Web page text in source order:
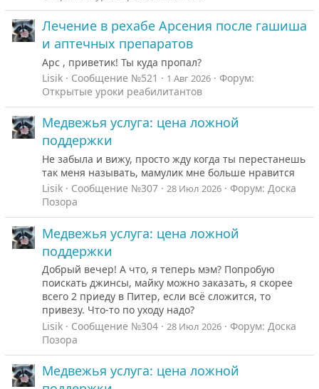
Лечение в рехабе Арсения после гашиша
и аптечных препаратов
Арс , приветик! Ты куда пропал?
Lisik
Сообщение №521 1 Авг 2026
Форум:
Открытые уроки реабилитантов
Медвежья услуга: цена ложной
поддержки
Не забыла и вижу, просто жду когда ты перестанешь
так меня называть, мамулик мне больше нравится
Lisik
Сообщение №307 28 Июл 2026 Форум: Доска
Позора
Медвежья услуга: цена ложной
поддержки
Добрый вечер! А что, я теперь мэм? Попробую
поискать джинсы, майку можно заказать, я скорее
всего 2 приеду в Питер, если всё сложится, то
привезу. Что-то по уходу надо?
Lisik
Сообщение №304 28 Июл 2026 Форум: Доска
Позора
Медвежья услуга: цена ложной